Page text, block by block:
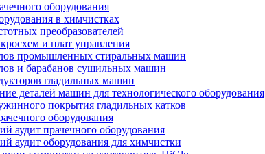
оборудования
в химчистках
преобразователей
и плат управления
промышленных стиральных машин
и барабанов сушильных машин
гладильных машин
деталей машин для технологического оборудования
покрытия гладильных катков
оборудования
аудит прачечного оборудования
аудит оборудования для химчистки